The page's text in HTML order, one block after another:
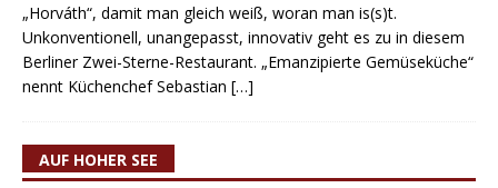
„Horváth“, damit man gleich weiß, woran man is(s)t.
Unkonventionell, unangepasst, innovativ geht es zu in diesem
Berliner Zwei-Sterne-Restaurant. „Emanzipierte Gemüseküche“
nennt Küchenchef Sebastian […]
AUF HOHER SEE